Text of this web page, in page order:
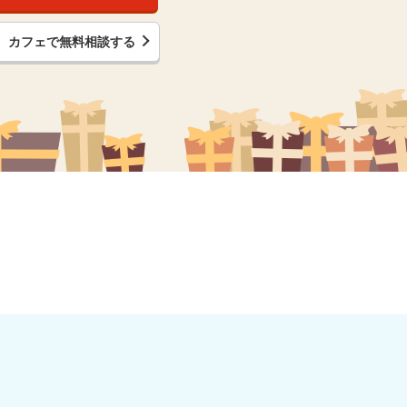
カフェで無料相談する